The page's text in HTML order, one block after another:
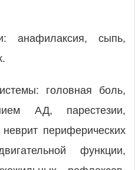
анафилаксия, сыпь,
головная боль,
АД, парестезии,
периферических
функции,